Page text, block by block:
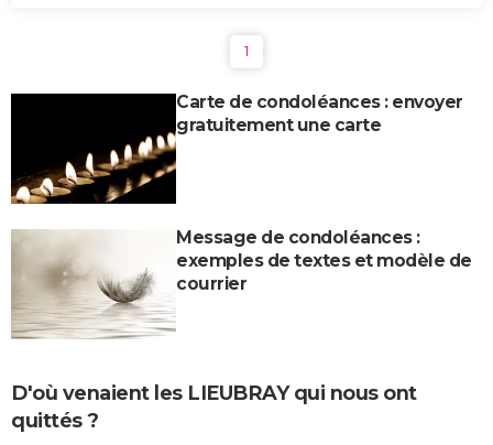
1
Carte de condoléances : envoyer
gratuitement une carte
Message de condoléances :
exemples de textes et modèle de
courrier
D'où venaient les LIEUBRAY qui nous ont
quittés ?